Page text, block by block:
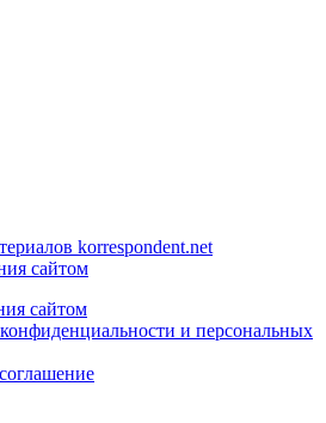
korrespondent.net
сайтом
сайтом
и персональных